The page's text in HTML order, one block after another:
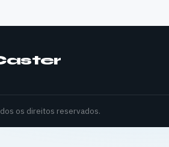
os direitos reservados.